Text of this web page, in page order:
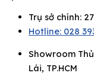
Trụ sở chính:
Hotline: 028
Showroom
Lái, TP.HCM